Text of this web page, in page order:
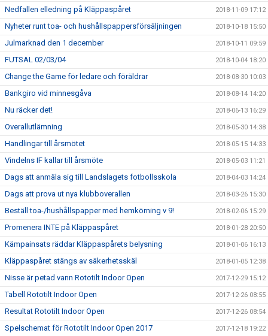
Nedfallen elledning på Kläppaspåret 2018-11-09 17:12
Nyheter runt toa- och hushållspappersförsäljningen 2018-10-18 15:50
Julmarknad den 1 december 2018-10-11 09:59
FUTSAL 02/03/04 2018-10-04 18:20
Change the Game för ledare och föräldrar 2018-08-30 10:03
Bankgiro vid minnesgåva 2018-08-14 14:20
Nu räcker det! 2018-06-13 16:29
Overallutlämning 2018-05-30 14:38
Handlingar till årsmötet 2018-05-15 14:33
Vindelns IF kallar till årsmöte 2018-05-03 11:21
Dags att anmäla sig till Landslagets fotbollsskola 2018-04-03 14:24
Dags att prova ut nya klubboverallen 2018-03-26 15:30
Beställ toa-/hushållspapper med hemkörning v 9! 2018-02-06 15:29
Promenera INTE på Kläppaspåret 2018-01-28 20:50
Kämpainsats räddar Kläppaspårets belysning 2018-01-06 16:13
Kläppaspåret stängs av säkerhetsskäl 2018-01-05 12:38
Nisse är petad vann Rototilt Indoor Open 2017-12-29 15:12
Tabell Rototilt Indoor Open 2017-12-26 08:55
Resultat Rototilt Indoor Open 2017-12-26 08:54
Spelschemat för Rototilt Indoor Open 2017 2017-12-18 19:22